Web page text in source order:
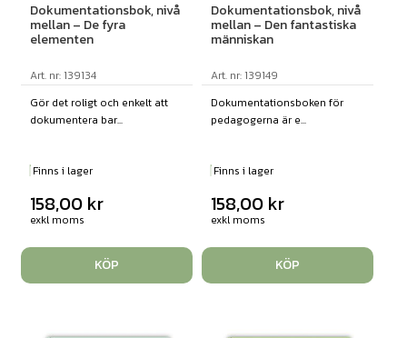
Dokumentationsbok, nivå
mellan – De fyra
elementen
Art. nr: 139134
Gör det roligt och enkelt att
dokumentera bar...
Finns i lager
158,00 kr
exkl moms
KÖP
Dokumentationsbok, nivå
mellan – Den fantastiska
människan
Art. nr: 139149
Dokumentationsboken för
pedagogerna är e...
Finns i lager
158,00 kr
exkl moms
KÖP